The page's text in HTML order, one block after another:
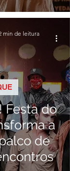
Festa do
a
de
min de leitura